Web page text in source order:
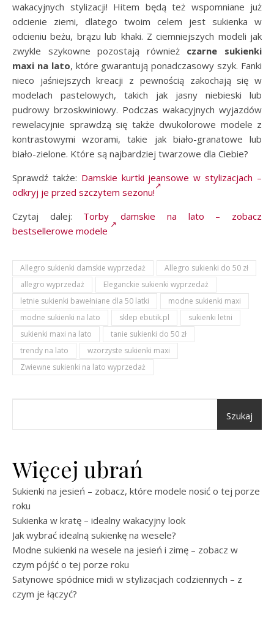
wakacyjnych stylizacji! Hitem będą też wspomniane już
odcienie ziemi, dlatego twoim celem jest sukienka w
odcieniu beżu, brązu lub khaki. Z ciemniejszych modeli jak
zwykle szykowne pozostają również czarne sukienki
maxi na lato, które gwarantują ponadczasowy szyk. Fanki
nieco jaśniejszych kreacji z pewnością zakochają się w
modelach pastelowych, takich jak jasny niebieski lub
pudrowy brzoskwiniowy. Podczas wakacyjnych wyjazdów
rewelacyjnie sprawdzą się także dwukolorowe modele z
kontrastowymi wzorami, takie jak biało-granatowe lub
biało-zielone. Które są najbardziej twarzowe dla Ciebie?
Sprawdź także: Damskie kurtki jeansowe w stylizacjach –
odkryj je przed szczytem sezonu!
Czytaj dalej: Torby damskie na lato – zobacz
bestsellerowe modele
Allegro sukienki damskie wyprzedaż
Allegro sukienki do 50 zł
allegro wyprzedaż
Eleganckie sukienki wyprzedaż
letnie sukienki bawełniane dla 50 latki
modne sukienki maxi
modne sukienki na lato
sklep ebutik.pl
sukienki letni
sukienki maxi na lato
tanie sukienki do 50 zł
trendy na lato
wzorzyste sukienki maxi
Zwiewne sukienki na lato wyprzedaż
Szukaj
Więcej ubrań
Sukienki na jesień – zobacz, które modele nosić o tej porze
roku
Sukienka w kratę – idealny wakacyjny look
Jak wybrać idealną sukienkę na wesele?
Modne sukienki na wesele na jesień i zimę – zobacz w
czym pójść o tej porze roku
Satynowe spódnice midi w stylizacjach codziennych – z
czym je łączyć?